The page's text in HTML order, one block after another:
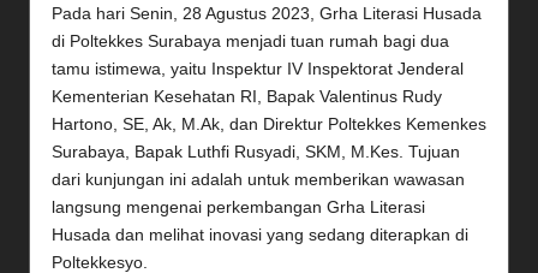
Pada hari Senin, 28 Agustus 2023, Grha Literasi Husada
di Poltekkes Surabaya menjadi tuan rumah bagi dua
tamu istimewa, yaitu Inspektur IV Inspektorat Jenderal
Kementerian Kesehatan RI, Bapak Valentinus Rudy
Hartono, SE, Ak, M.Ak, dan Direktur Poltekkes Kemenkes
Surabaya, Bapak Luthfi Rusyadi, SKM, M.Kes. Tujuan
dari kunjungan ini adalah untuk memberikan wawasan
langsung mengenai perkembangan Grha Literasi
Husada dan melihat inovasi yang sedang diterapkan di
Poltekkesyo.